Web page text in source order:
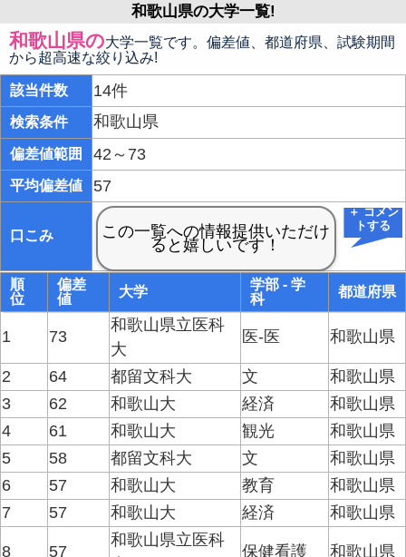
和歌山県の大学一覧!
和歌山県の大学一覧です。偏差値、都道府県、試験期間
から超高速な絞り込み!
該当件数 14件
検索条件 和歌山県
偏差値範囲 42～73
平均偏差値 57
口こみ
＋ コメン
トする
順
位
偏差
値
大学
学部 - 学
科
都道府県
1 73
和歌山県立医科
大
医-医 和歌山県
2 64 都留文科大 文
和歌山県
3
62 和歌山大 経済
和歌山県
4
61 和歌山大 観光
和歌山県
5
58 都留文科大 文
和歌山県
6
57 和歌山大 教育
和歌山県
7
57 和歌山大 経済 和歌山県
8 57
和歌山県立医科
保健看護 和歌山県